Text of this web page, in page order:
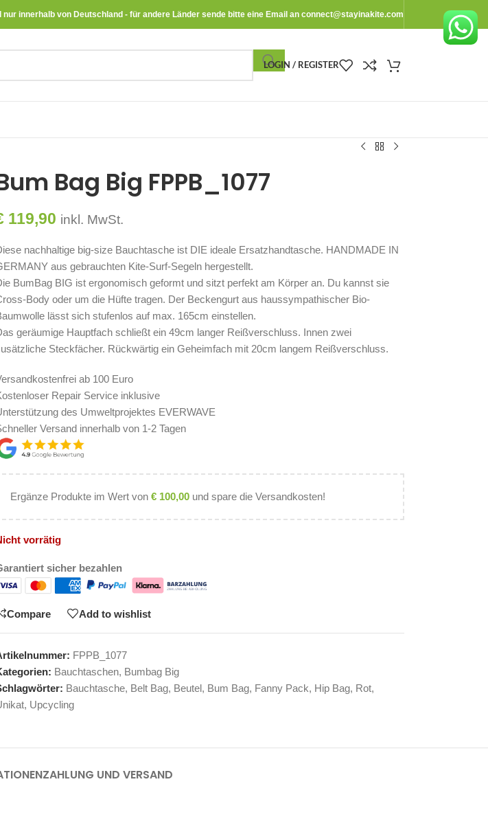
nur innerhalb von Deutschland - für andere Länder sende bitte eine Email an connect@stayinakite.com
LOGIN / REGISTER
Bag Big FPPB_1077
119,90 inkl. MwSt.
nachhaltige big-size Bauchtasche ist DIE ideale Ersatzhandtasche. HANDMADE IN
aus gebrauchten Kite-Surf-Segeln hergestellt.
BumBag BIG ist ergonomisch geformt und sitzt perfekt am Körper an. Du kannst sie
Body oder um die Hüfte tragen. Der Beckengurt aus haussympathischer Bio-
lässt sich stufenlos auf max. 165cm einstellen.
geräumige Hauptfach schließt ein 49cm langer Reißverschluss. Innen zwei
Steckfächer. Rückwärtig ein Geheimfach mit 20cm langem Reißverschluss.
ab 100 Euro
Repair Service inklusive
des Umweltprojektes EVERWAVE
Versand innerhalb von 1-2 Tagen
Ergänze Produkte im Wert von €100,00und spare die Versandkosten!
vorrätig
sicher bezahlen
Compare Add to wishlist
FPPB_1077
Bauchtaschen, Bumbag Big
Bauchtasche, Belt Bag, Beutel, Bum Bag, Fanny Pack, Hip Bag, Rot,
, Upcycling
ZAHLUNG UND VERSAND